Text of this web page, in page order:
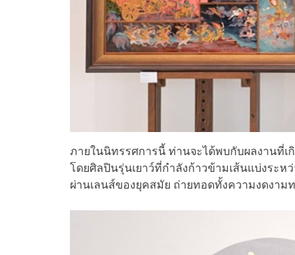
ภายในนิทรรศการนี้ ท่านจะได้พบกับผลงานที่เ
โดยศิลปินรุ่นเยาว์ที่กำลังก้าวข้ามเส้นแบ่งระห
ผ่านเลนส์ของยุคสมัย ถ่ายทอดทั้งความงดง